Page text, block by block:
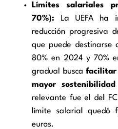
Límites salariales
70%):
La UEFA ha
reducción progresiva
que puede destinarse
80% en 2024 y 70%
gradual buscafacilitar
mayor
relevante fue el del
límite salarial quedó
euros.